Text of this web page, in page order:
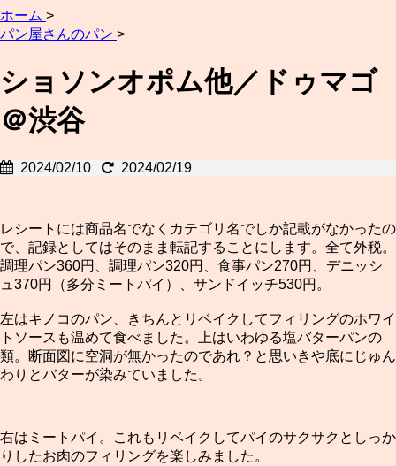
ホーム >
パン屋さんのパン >
ショソンオポム他／ドゥマゴ
＠渋谷
2024/02/10 2024/02/19
レシートには商品名でなくカテゴリ名でしか記載がなかったの
で、記録としてはそのまま転記することにします。全て外税。
調理パン360円、調理パン320円、食事パン270円、デニッシ
ュ370円（多分ミートパイ）、サンドイッチ530円。
左はキノコのパン、きちんとリベイクしてフィリングのホワイ
トソースも温めて食べました。上はいわゆる塩バターパンの
類。断面図に空洞が無かったのであれ？と思いきや底にじゅん
わりとバターが染みていました。
右はミートパイ。これもリベイクしてパイのサクサクとしっか
りしたお肉のフィリングを楽しみました。